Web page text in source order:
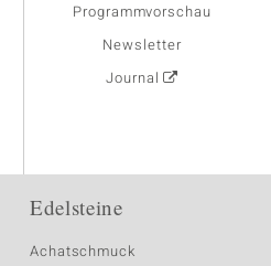
Programmvorschau
Newsletter
Journal
Edelsteine
Achatschmuck